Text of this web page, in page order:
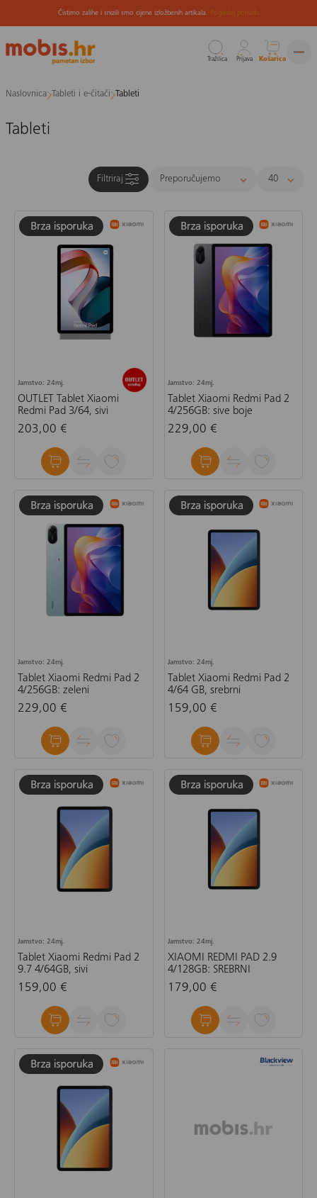
na
Čistimo zalihe i snizili smo cijene izložbenih artikala. Pogledaj ponudu
Tražilica Prijava Košarica
Naslovnica Tableti i e-čitači Tableti
Tableti
Filtriraj
Jamstvo: 24mj.
OUTLET Tablet Xiaomi
Redmi Pad 3/64, sivi
203,00 €
Jamstvo: 24mj.
Tablet Xiaomi Redmi Pad 2
4/256GB: sive boje
229,00 €
Jamstvo: 24mj.
Tablet Xiaomi Redmi Pad 2
4/256GB: zeleni
229,00 €
Jamstvo: 24mj.
Tablet Xiaomi Redmi Pad 2
4/64 GB, srebrni
159,00 €
Jamstvo: 24mj.
Tablet Xiaomi Redmi Pad 2
9.7 4/64GB, sivi
159,00 €
Jamstvo: 24mj.
XIAOMI REDMI PAD 2.9
4/128GB: SREBRNI
179,00 €